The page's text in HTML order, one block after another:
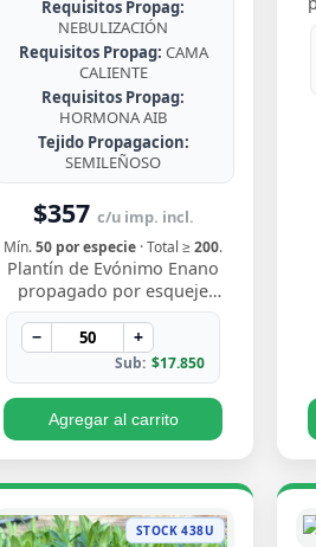
Requisitos Propag:
NEBULIZACIÓN
Requisitos Propag: CAMA
CALIENTE
Requisitos Propag:
HORMONA AIB
Tejido Propagacion:
SEMILEÑOSO
$357 c/u imp. incl.
Mín.50 por especie · Total ≥200.
Plantín de Evónimo Enano
propagado por esqueje
enraizado, arbusto compacto
de follaje perenne verde
brillante con borde…
− +
Sub: $17.850
Agregar al carrito
STOCK 438U